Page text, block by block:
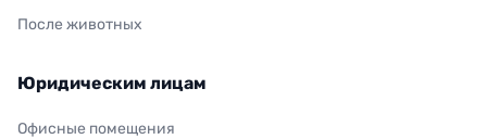
После животных
Юридическим лицам
Офисные помещения